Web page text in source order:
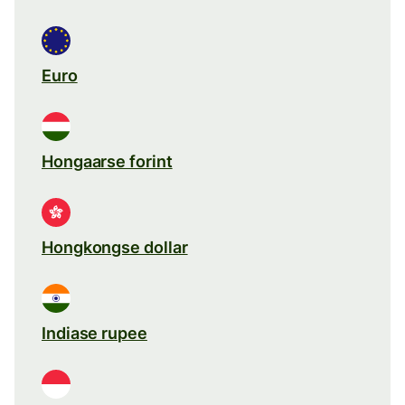
Euro
Hongaarse forint
Hongkongse dollar
Indiase rupee